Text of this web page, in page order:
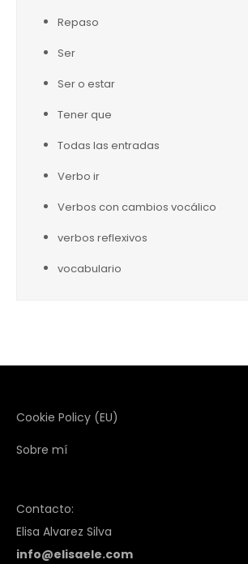
Repaso
Ser
Ser o estar
Tener que
Todas las entradas
Verbo ir
Verbos con cambios vocálico
verbos reflexivos
vocabulario
Cookie Policy (EU)
Sobre mí
Contacto:
Elisa Alvarez Silva
info@elisaele.com